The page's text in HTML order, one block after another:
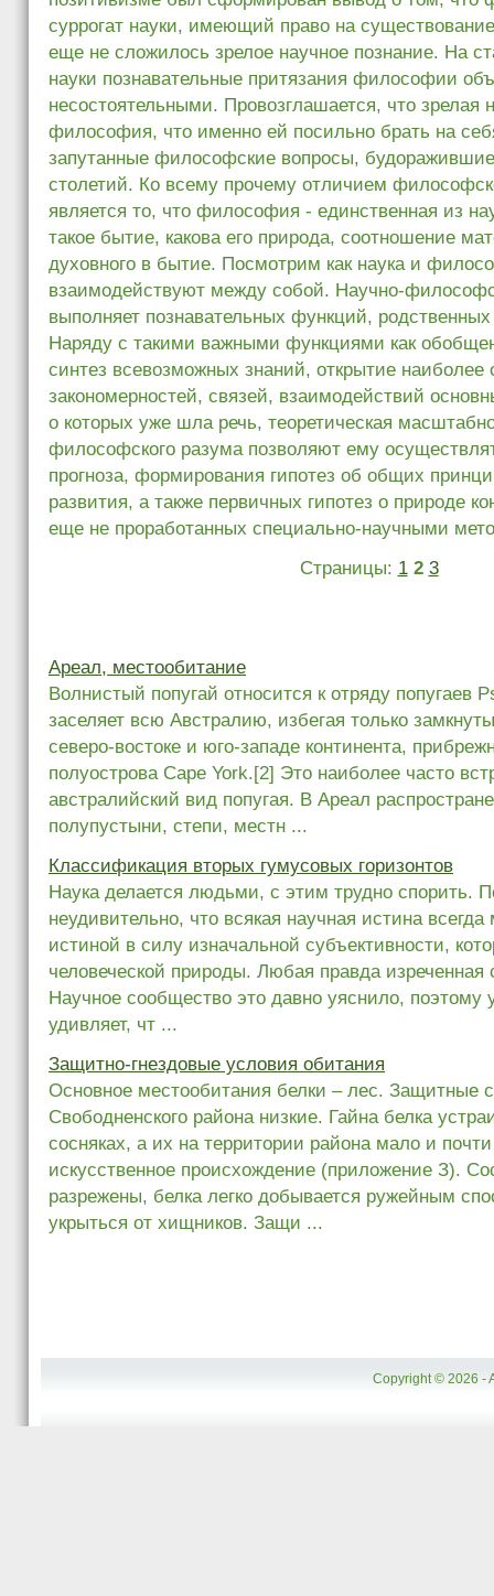
суррогат науки, имеющий право на
еще не сложилось зрелое научное познание. На
науки познавательные притязания философии
несостоятельными. Провозглашается, что зрелая
философия, что именно ей посильно брать на
запутанные философские вопросы,
столетий. Ко всему прочему отличием
является то, что философия - единственная из
такое бытие, какова его природа, соотношение
духовного в бытие. Посмотрим как наука и
взаимодействуют между собой. Научно-
выполняет познавательных функций,
Наряду с такими важными функциями как
синтез всевозможных знаний, открытие
закономерностей, связей, взаимодействий
о которых уже шла речь, теоретическая
философского разума позволяют ему
прогноза, формирования гипотез об общих
развития, а также первичных гипотез о природе
еще не проработанных специально-научными
Страницы: 1 2 3
Ареал, местообитание
Волнистый попугай относится к отряду попугаев
заселяет всю Австралию, избегая только
северо-востоке и юго-западе континента,
полуострова Cape York.[2] Это наиболее часто
австралийский вид попугая. В Ареал
полупустыни, степи, местн ...
Классификация вторых гумусовых горизонтов
Наука делается людьми, с этим трудно спорить.
неудивительно, что всякая научная истина всегда
истиной в силу изначальной субъективности,
человеческой природы. Любая правда
Научное сообщество это давно уяснило, поэтому
удивляет, чт ...
Защитно-гнездовые условия обитания
Основное местообитания белки – лес. Защитные
Свободненского района низкие. Гайна белка
сосняках, а их на территории района мало и
искусственное происхождение (приложение З).
разрежены, белка легко добывается ружейным
укрыться от хищников. Защи ...
Copyright © 2026 -